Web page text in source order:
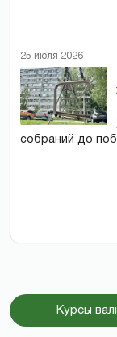
25 июля 2026
собраний до
Курсы